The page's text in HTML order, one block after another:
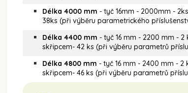
Délka 4000 mm - tyč 16mm - 2000mm -
38ks (při výběru parametrického
Délka 4400 mm - tyč 16 mm - 2200 mm -
skřipcem- 42 ks (při výběru parametrů
Délka 4800 mm - tyč 16 mm - 2400 mm - 2
skřipcem- 46 ks (při výběru parametrů